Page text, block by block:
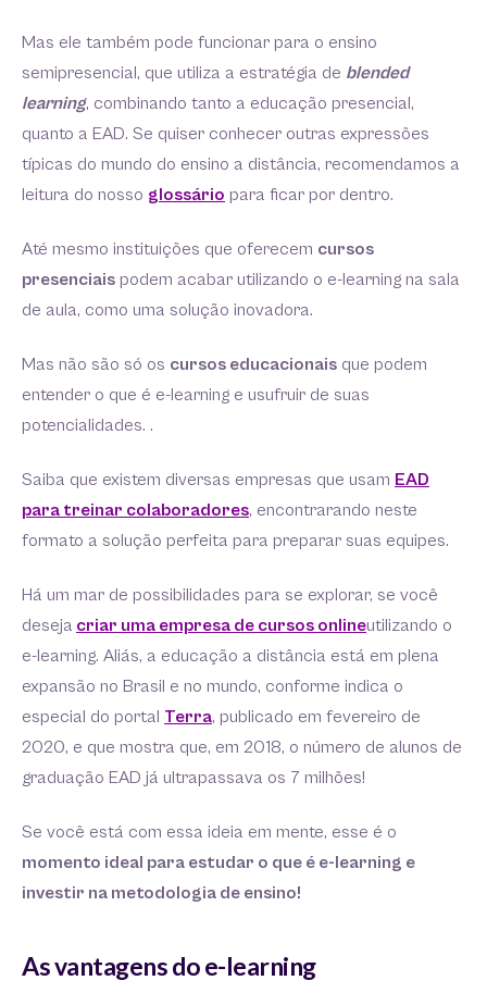
Mas ele também pode funcionar para o ensino
semipresencial, que utiliza a estratégia de blended
learning, combinando tanto a educação presencial,
quanto a EAD. Se quiser conhecer outras expressões
típicas do mundo do ensino a distância, recomendamos a
leitura do nosso glossário para ficar por dentro.
Até mesmo instituições que oferecem cursos
presenciais podem acabar utilizando o e-learning na sala
de aula, como uma solução inovadora.
Mas não são só os cursos educacionais que podem
entender o que é e-learning e usufruir de suas
potencialidades. .
Saiba que existem diversas empresas que usam EAD
para treinar colaboradores, encontrarando neste
formato a solução perfeita para preparar suas equipes.
Há um mar de possibilidades para se explorar, se você
deseja criar uma empresa de cursos onlineutilizando o
e-learning. Aliás, a educação a distância está em plena
expansão no Brasil e no mundo, conforme indica o
especial do portal Terra, publicado em fevereiro de
2020, e que mostra que, em 2018, o número de alunos de
graduação EAD já ultrapassava os 7 milhões!
Se você está com essa ideia em mente, esse é o
momento ideal para estudar o que é e-learning e
investir na metodologia de ensino!
As vantagens do e-learning